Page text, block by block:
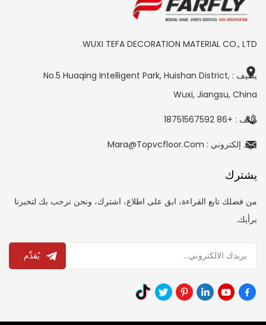
WUXI TEFA DECORATION MATERIAL CO., LTD.
يضيف : No.5 Huaqing Intelligent Park, Huishan District,
Wuxi, Jiangsu, China
هاتف : +86 18751567592
بريد إلكتروني : Mara@topvcfloor.com
يشترك
من فضلك تابع القراءة، ابق على اطلاع، اشترك، ونحن نرحب بك لتخبرنا
برأيك.
يُقدِّم